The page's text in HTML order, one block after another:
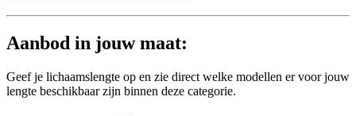
Aanbod in jouw maat:
Geef je lichaamslengte op en zie direct welke modellen er voor jouw
lengte beschikbaar zijn binnen deze categorie.